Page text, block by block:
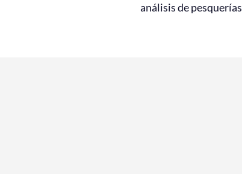
análisis de pesquerías